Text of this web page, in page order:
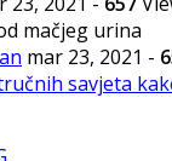
mar 23, 2021 -
savjeta